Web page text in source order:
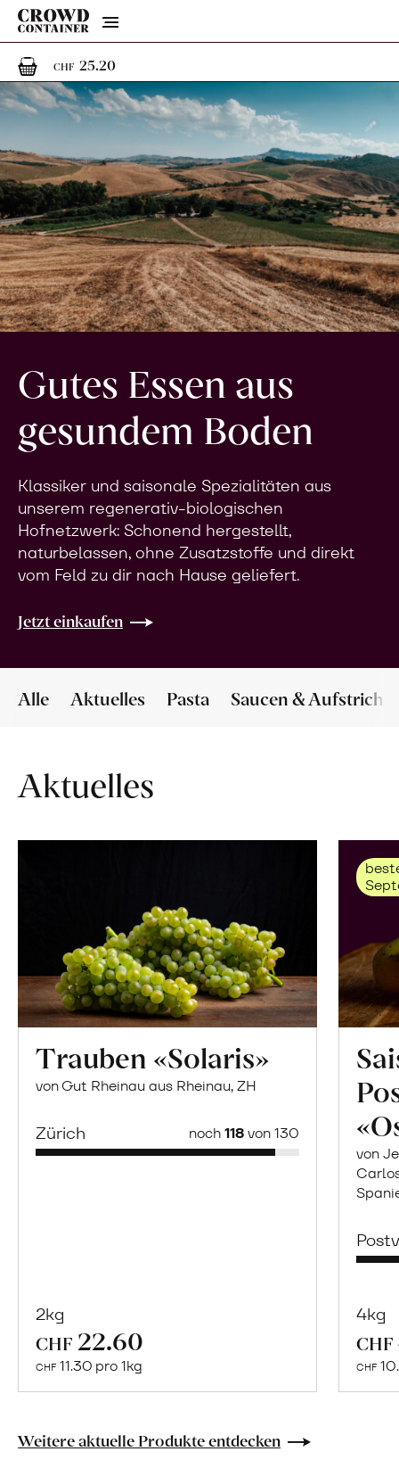
Menu
CHF 25.201 Artikel im Warenkorb
Gutes Essen aus
gesundem Boden
Klassiker und saisonale Spezialitäten aus
unserem regenerativ-biologischen
Hofnetzwerk: Schonend hergestellt,
naturbelassen, ohne Zusatzstoffe und direkt
vom Feld zu dir nach Hause geliefert.
Jetzt einkaufen
Alle Aktuelles Pasta Saucen & Aufstriche
Aktuelles
Trauben «Solaris»
von Gut Rheinau aus Rheinau, ZH
Zürich noch118von 130
2kg
CHF 22.60
CHF 11.30 pro 1kg
Naturbelassene
Lebensmittel
von
4kg
CHF
CHF
Weitere aktuelle Produkte entdecken